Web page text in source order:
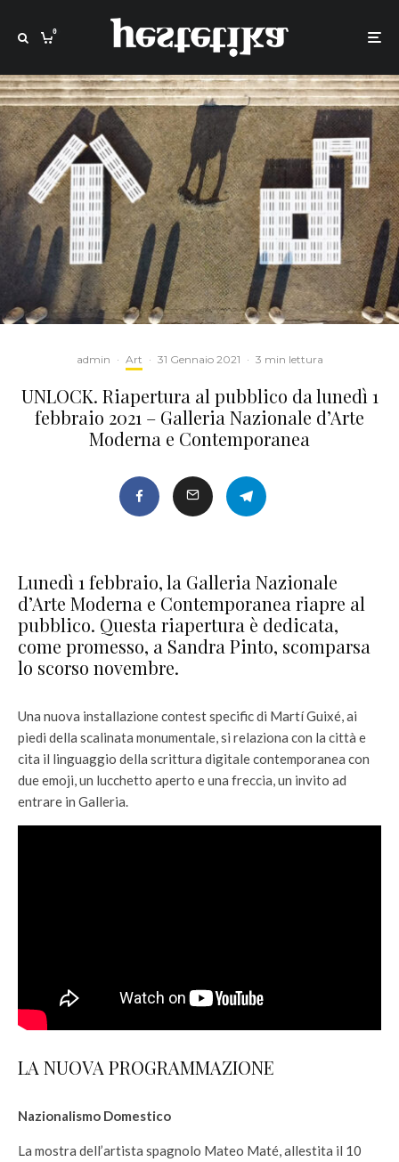
0
admin · Art · 31 Gennaio 2021 · 3 min lettura
UNLOCK. Riapertura al pubblico da lunedì 1
febbraio 2021 – Galleria Nazionale d’Arte
Moderna e Contemporanea
Lunedì 1 febbraio, la Galleria Nazionale
d’Arte Moderna e Contemporanea riapre al
pubblico. Questa riapertura è dedicata,
come promesso, a Sandra Pinto, scomparsa
lo scorso novembre.
Una nuova installazione contest specific di Martí Guixé, ai
piedi della scalinata monumentale, si relaziona con la città e
cita il linguaggio della scrittura digitale contemporanea con
due emoji, un lucchetto aperto e una freccia, un invito ad
entrare in Galleria.
LA NUOVA PROGRAMMAZIONE
Nazionalismo Domestico
La mostra dell’artista spagnolo Mateo Maté, allestita il 10